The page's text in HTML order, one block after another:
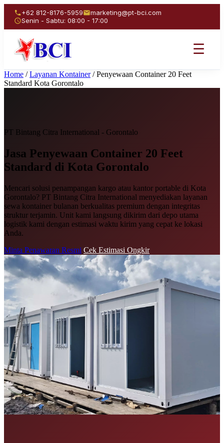
+62 812-8176-5959
marketing@pt-bci.com
Senin - Sabtu: 08:00 - 17:00
☰
Home / Layanan Kontainer / Penyewaan Container 20 Feet
Standard Kota Gorontalo
PT Bintang Citra International - Gorontalo
Jasa Penyewaan Container 20 Feet
Standard di Kota Gorontalo
Mencari solusi penampangan kargo atau kantor portable di Kota
Gorontalo? PT Bintang Citra International menyediakan layanan
sewa kontainer bulanan berkualitas premium dengan integritas
struktur terjamin. Unit kami langsung dikirim dari depo utama
logistik kami dengan estimasi waktu kirim yang cepat ke lokasi
Anda.
Minta Penawaran Resmi Cek Estimasi Ongkir